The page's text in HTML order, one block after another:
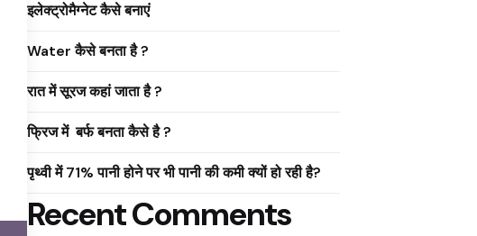
इलेक्ट्रोमैग्नेट कैसे बनाएं
Water कैसे बनता है ?
रात में सूरज कहां जाता है ?
फ्रिज में बर्फ बनता कैसे है ?
पृथ्वी में 71% पानी होने पर भी पानी की कमी क्यों हो रही है?
Recent Comments